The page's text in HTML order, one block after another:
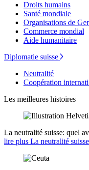
Droits humains
Santé mondiale
Organisations de
Commerce mondial
Aide humanitaire
Diplomatie suisse
Neutralité
Coopération
Les meilleures histoires
La neutralité suisse: quel
lire plus La neutralité